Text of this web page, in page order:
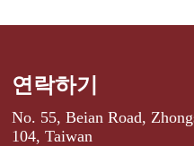
연락하기
No. 55, Beian Road,
104, Taiwan